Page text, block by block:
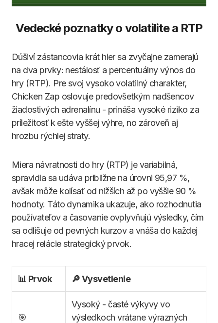
Vedecké poznatky o volatilite a RTP
Dúšiví zástancovia krát hier sa zvyčajne zamerajú
na dva prvky: nestálosť a percentuálny výnos do
hry (RTP). Pre svoj vysoko volatilný charakter,
Chicken Zap oslovuje predovšetkým nadšencov
žiadostivých adrenalínu - prináša vysoké riziko za
príležitosť k ešte vyššej výhre, no zároveň aj
hrozbu rýchlej straty.
Miera návratnosti do hry (RTP) je variabilná,
spravidla sa udáva približne na úrovni 95,97 %,
avšak môže kolísať od nižších až po vyššie 90 %
hodnoty. Táto dynamika ukazuje, ako rozhodnutia
používateľov a časovanie ovplyvňujú výsledky, čím
sa odlišuje od pevných kurzov a vnáša do každej
hracej relácie strategický prvok.
📊 Prvok 🔎 Vysvetlenie
🎯
Vysoký - časté výkyvy vo
výsledkoch vrátane výrazných